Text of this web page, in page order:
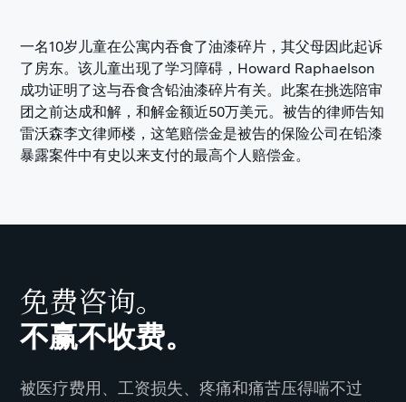
一名10岁儿童在公寓内吞食了油漆碎片，其父母因此起诉
了房东。该儿童出现了学习障碍，Howard Raphaelson
成功证明了这与吞食含铅油漆碎片有关。此案在挑选陪审
团之前达成和解，和解金额近50万美元。被告的律师告知
雷沃森李文律师楼，这笔赔偿金是被告的保险公司在铅漆
暴露案件中有史以来支付的最高个人赔偿金。
免费咨询。
不赢不收费。
被医疗费用、工资损失、疼痛和痛苦压得喘不过